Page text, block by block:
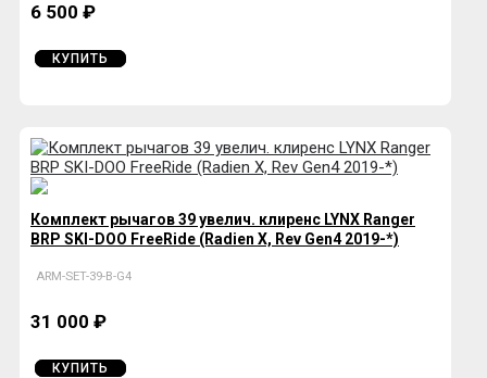
6 500 ₽
КУПИТЬ
Комплект рычагов 39 увелич. клиренс LYNX Ranger
BRP SKI-DOO FreeRide (Radien X, Rev Gen4 2019-*)
ARM-SET-39-B-G4
31 000 ₽
КУПИТЬ